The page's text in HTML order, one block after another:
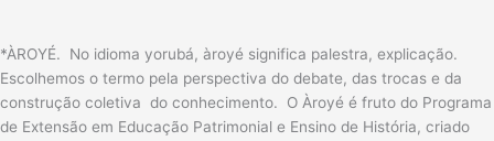
*ÀROYÉ. No idioma yorubá, àroyé significa palestra, explicação.
Escolhemos o termo pela perspectiva do debate, das trocas e da
construção coletiva do conhecimento. O Àroyé é fruto do Programa
de Extensão em Educação Patrimonial e Ensino de História, criado